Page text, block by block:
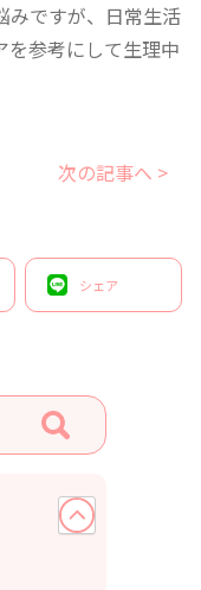
みですが、日常生活
を参考にして生理中
次の記事へ >
シェア